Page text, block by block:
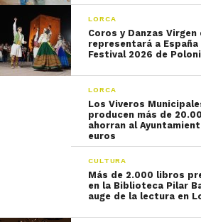
LORCA
Coros y Danzas
representará a
Festival 2026 de
LORCA
Los Viveros
producen más de
ahorran al
euros
CULTURA
Más de 2.000 libros
en la Biblioteca Pilar
auge de la lectura en